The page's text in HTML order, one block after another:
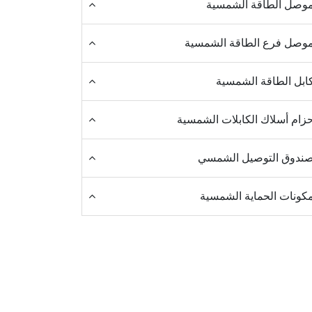
الطاقة الشمسية
فرع الطاقة الشمسية
الطاقة الشمسية
أسلاك الكابلات الشمسية
التوصيل الشمسي
الحماية الشمسية